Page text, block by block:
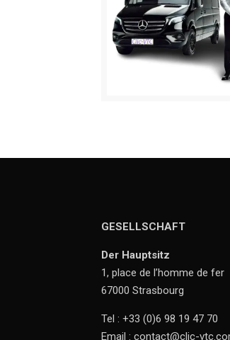
GESELLSCHAFT
Der Hauptsitz
1, place de l’homme de fer
67000 Strasbourg
Tel : +33 (0)6 98 19 47 70
Email : contact@clic-